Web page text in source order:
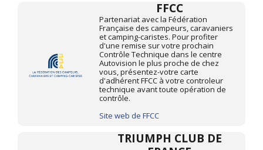
FFCC
Partenariat avec la Fédération
Française des campeurs, caravaniers
et camping-caristes. Pour profiter
d'une remise sur votre prochain
Contrôle Technique dans le centre
Autovision le plus proche de chez
vous, présentez-votre carte
d'adhérent FFCC à votre controleur
technique avant toute opération de
contrôle.
Site web de FFCC
TRIUMPH CLUB DE